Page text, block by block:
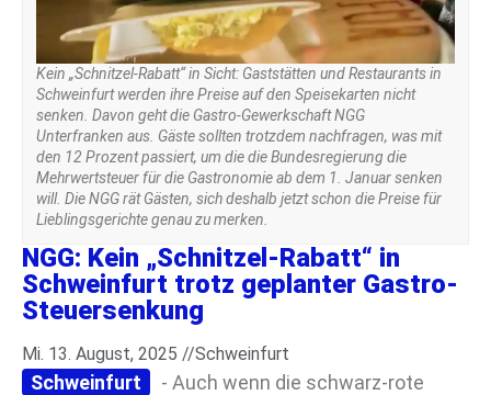
Kein „Schnitzel-Rabatt“ in Sicht: Gaststätten und Restaurants in
Schweinfurt werden ihre Preise auf den Speisekarten nicht
senken. Davon geht die Gastro-Gewerkschaft NGG
Unterfranken aus. Gäste sollten trotzdem nachfragen, was mit
den 12 Prozent passiert, um die die Bundesregierung die
Mehrwertsteuer für die Gastronomie ab dem 1. Januar senken
will. Die NGG rät Gästen, sich deshalb jetzt schon die Preise für
Lieblingsgerichte genau zu merken.
NGG: Kein „Schnitzel-Rabatt“ in
Schweinfurt trotz geplanter Gastro-
Steuersenkung
Mi. 13. August, 2025 //Schweinfurt
Schweinfurt
- Auch wenn die schwarz-rote